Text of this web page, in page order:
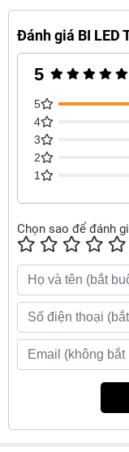
Đánh giá BI LED
5
5
4
3
2
1
Chọn sao để đánh